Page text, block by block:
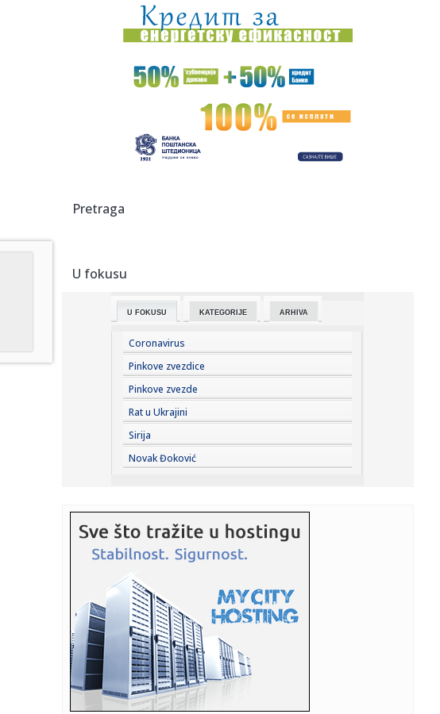
12:34:Đedović Handanović: Nizak vodostaj Dunava stvara
izazove, situ...
12:33:ZVEZDIN LJUBIMAC OTVORIO DUŠU POSLE DESET
GODINA: Hvalio Tajsa, ...
Albanija reagovala na izjavu Zelenskog: Izjednačavanje
12:32:Srbija protiv Finske u borbi za bronzu
danas ih ...
12:23:
12:22:
Vučić: "Hvala vatrogascima, stambena naselja nisu
12:20:VIDEO: Amerikanci masovno uništavaju kamere za
snimanje saobra...
12:19:Pecaroš želi ponovo u NBA: Ben Simons se sprema za
novu sezonu!
12:15:Accept objavili novu verziju pesme Save Us sa Tobiasom
Forgom
12:15: Rale više nije mogao da ćuti! Posle Aninog napada na
Jelenu Rad...
12:14:
a ovi...
12:14:Drama na aerodromu u Sidneju: Avioni se zamalo sudarili
(VIDEO)
12:14:Travnik muzički centar BiH: Hiljade posjetilaca pjevalo sa
Marij...
12:14:Banjaluka daje po 100 KM za svakog prvačića
Pretraga
U fokusu
U FOKUSU KATEGORIJE ARHIVA
Coronavirus
Pinkove zvezdice
Pinkove zvezde
Rat u Ukrajini
Sirija
Novak Đoković